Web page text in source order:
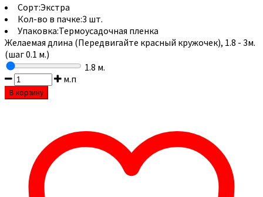
Сорт:Экстра
Кол-во в пачке:3 шт.
Упаковка:Термоусадочная пленка
Желаемая длина (Передвигайте красный кружочек), 1.8 - 3м.
(шаг 0.1 м.)
1.8 м.
м.п
В корзину